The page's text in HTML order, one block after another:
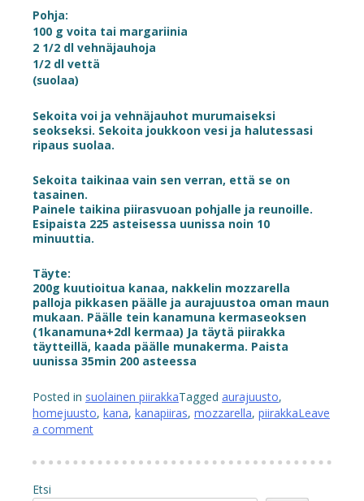
Pohja:
100 g voita tai margariinia
2 1/2 dl vehnäjauhoja
1/2 dl vettä
(suolaa)
Sekoita voi ja vehnäjauhot murumaiseksi
seokseksi. Sekoita joukkoon vesi ja halutessasi
ripaus suolaa.
Sekoita taikinaa vain sen verran, että se on
tasainen.
Painele taikina piirasvuoan pohjalle ja reunoille.
Esipaista 225 asteisessa uunissa noin 10
minuuttia.
Täyte:
200g kuutioitua kanaa, nakkelin mozzarella
palloja pikkasen päälle ja aurajuustoa oman maun
mukaan. Päälle tein kanamuna kermaseoksen
(1kanamuna+2dl kermaa) Ja täytä piirakka
täytteillä, kaada päälle munakerma. Paista
uunissa 35min 200 asteessa
Posted in suolainen piirakkaTagged aurajuusto,
homejuusto, kana, kanapiiras, mozzarella, piirakkaLeave
a comment
Etsi